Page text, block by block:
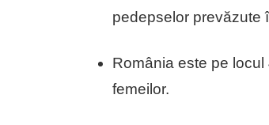
pedepselor prevăzute
România este pe
femeilor.